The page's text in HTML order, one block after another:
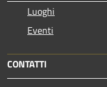
Luoghi
Eventi
CONTATTI